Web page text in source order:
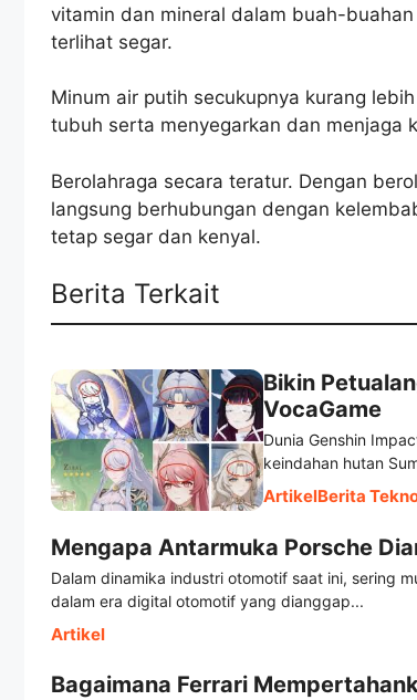
vitamin dan mineral dalam buah-
terlihat segar.
Minum air putih secukupnya kurang
tubuh serta menyegarkan dan menjaga
Berolahraga secara teratur. Dengan
langsung berhubungan dengan
tetap segar dan kenyal.
Berita Terkait
Bikin
VocaGame
Dunia Genshin
keindahan hutan
ArtikelBerita
Mengapa Antarmuka Porsche
Dalam dinamika industri otomotif saat ini, sering
dalam era digital otomotif yang dianggap...
Artikel
Bagaimana Ferrari